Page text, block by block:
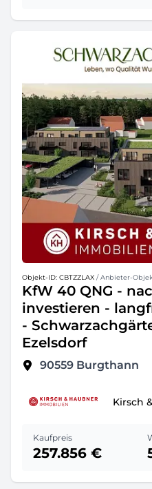
Objekt-ID: CBTZZLAX / Anbieter-
KfW 40 QNG -
investieren -
-
Ezelsdorf
90559 Burgthann
Kirsch
Kaufpreis
257.856 €